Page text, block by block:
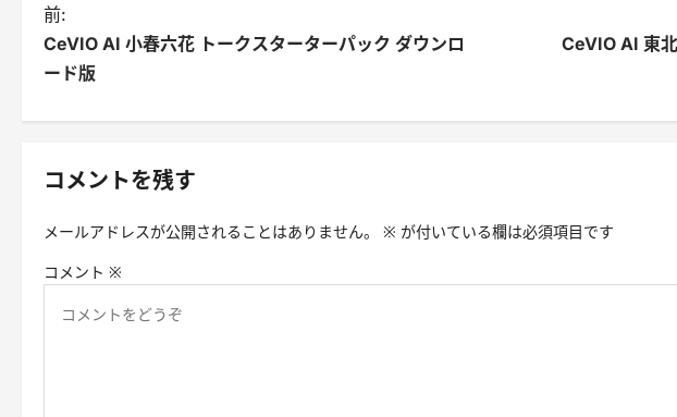
投
稿
ゲ
ョ
前:
CeVIO AI 小春六花 トークスターターパック ダウンロ
ード版
CeVIO AI 東
コメントを残す
メールアドレスが公開されることはありません。 ※ が付いている欄は必須項目です
コメント ※